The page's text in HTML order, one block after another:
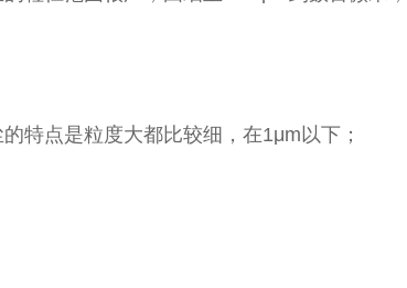
特点是粒度大都比较细，在1μm以下；